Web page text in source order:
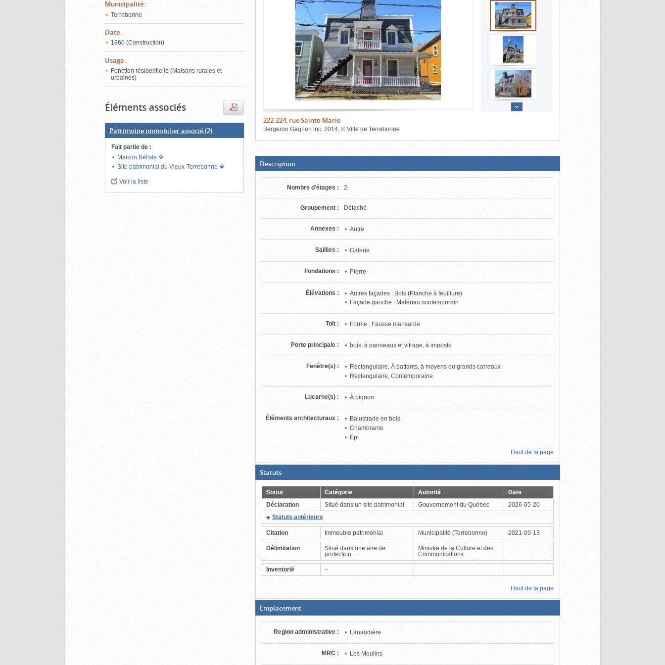
Municipalité :
Terrebonne
Date :
1860 (Construction)
Usage :
Fonction résidentielle (Maisons rurales et
urbaines)
Éléments associés
Patrimoine immobilier associé(2)
Fait partie de :
Maison Bélisle
Site patrimonial du Vieux-Terrebonne
Voir la liste
contenu)
contenu)
l'onglet
222-224, rue Sainte-Marie
Bergeron Gagnon inc. 2014, © Ville de Terrebonne
bloc
d'onglets
Description(Boite
ouverte,
cliquer
pour
fermer)
Nombre d'étages : 2
Groupement : Détaché
Annexes : Autre
Saillies : Galerie
Fondations : Pierre
Élévations :
Autres façades : Bois (Planche à feuillure)
Façade gauche : Matériau contemporain
Toit : Forme : Fausse mansarde
Porte principale : bois, à panneaux et vitrage, à imposte
Fenêtre(s) :
Rectangulaire, À battants, à moyens ou grands carreaux
Rectangulaire, Contemporaine
Lucarne(s) : À pignon
Éléments architecturaux :
Balustrade en bois
Chambranle
Épi
Haut de la page
Statuts(Boite
ouverte,
cliquer
pour
fermer)
Statut Catégorie Autorité
Date
Déclaration
Situé dans un site patrimonial Gouvernement du Québec
2026-05-20
Statuts antérieurs
pour
plus
d'information)
Citation Immeuble patrimonial Municipalité (Terrebonne) 2021-09-13
Délimitation
Situé dans une aire de
protection
Ministre de la Culture et des
Communications
Inventorié --
Haut de la page
Emplacement(Boite
fermée,
cliquer
pour
ouvrir)
Region administrative : Lanaudière
MRC : Les Moulins